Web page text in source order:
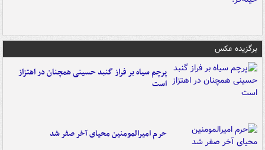
برگزیده عکس
پرچم سیاه بر فراز گنبد حسینی همچنان در اهتزاز
است
حرم امیرالمومنین محیای آخر صفر شد